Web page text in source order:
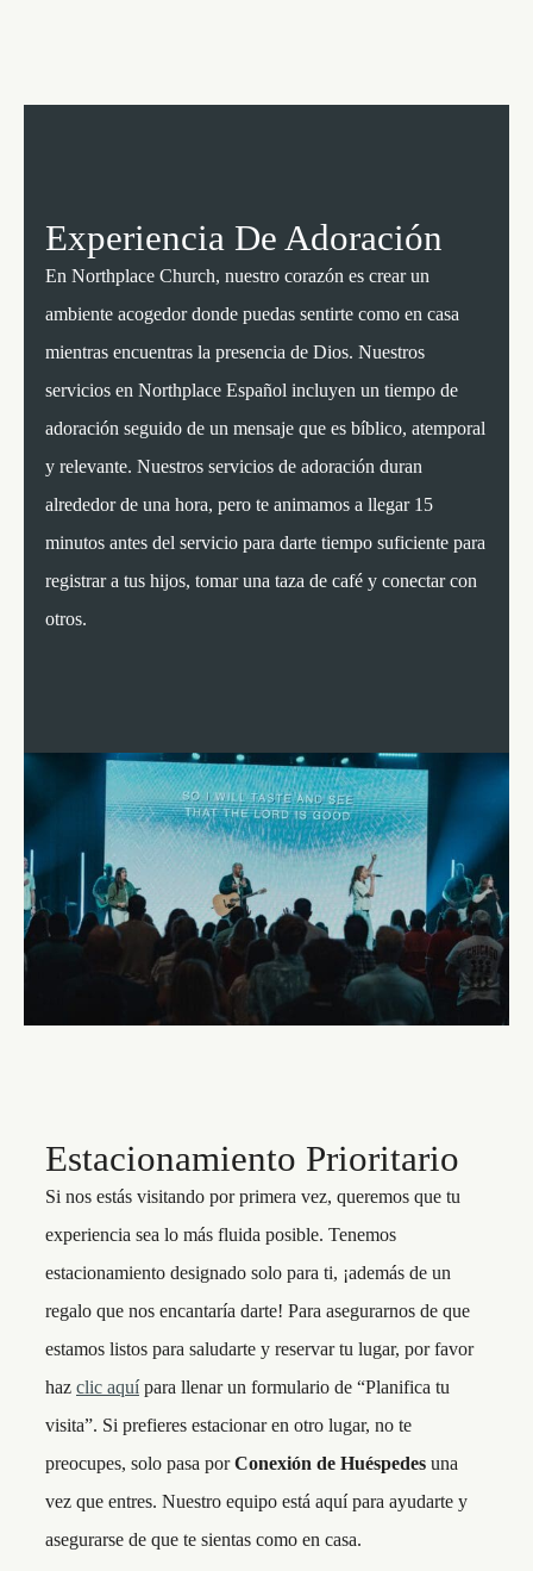
Experiencia De Adoración
En Northplace Church, nuestro corazón es crear un
ambiente acogedor donde puedas sentirte como en casa
mientras encuentras la presencia de Dios. Nuestros
servicios en Northplace Español incluyen un tiempo de
adoración seguido de un mensaje que es bíblico, atemporal
y relevante. Nuestros servicios de adoración duran
alrededor de una hora, pero te animamos a llegar 15
minutos antes del servicio para darte tiempo suficiente para
registrar a tus hijos, tomar una taza de café y conectar con
otros.
Estacionamiento Prioritario
Si nos estás visitando por primera vez, queremos que tu
experiencia sea lo más fluida posible. Tenemos
estacionamiento designado solo para ti, ¡además de un
regalo que nos encantaría darte! Para asegurarnos de que
estamos listos para saludarte y reservar tu lugar, por favor
haz clic aquípara llenar un formulario de “Planifica tu
visita”. Si prefieres estacionar en otro lugar, no te
preocupes, solo pasa porConexión de Huéspedes una
vez que entres. Nuestro equipo está aquí para ayudarte y
asegurarse de que te sientas como en casa.